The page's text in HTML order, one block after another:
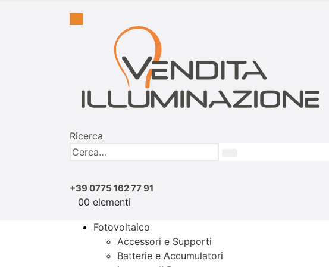
Ricerca
+39 0775 162 77 91
00 elementi
Fotovoltaico
Accessori e Supporti
Batterie e Accumulatori